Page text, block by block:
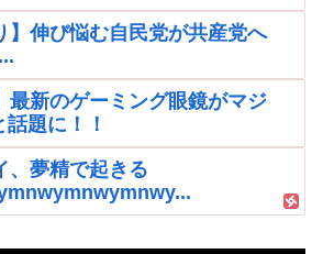
】伸び悩む自民党が共産党へ
最新のゲーミング眼鏡がマジ
題に！！
、夢精で起きる